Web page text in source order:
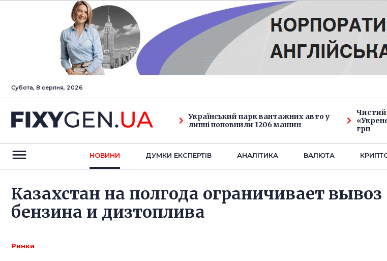
Субота, 8 серпня, 2026
Український парк вантажних авто у
липні поповнили 1206 машин
грн
НОВИНИ ДУМКИ ЕКСПЕРТIВ АНАЛIТИКА ВАЛЮТА
Казахстан на полгода ограничивает вывоз
бензина и дизтоплива
Ринки